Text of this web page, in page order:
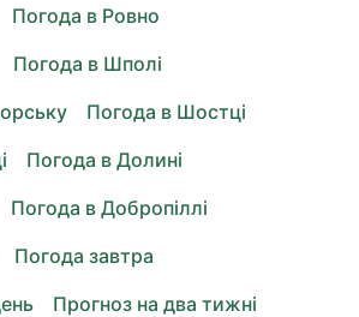
Погода в Ровно
Погода в Шполі
Погода в Шостці
Погода в Долині
Погода в Добропіллі
Погода завтра
Прогноз на два тижні